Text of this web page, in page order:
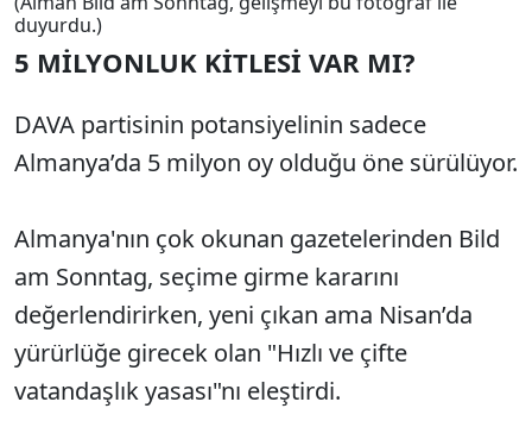
duyurdu.)
5 MİLYONLUK KİTLESİ VAR MI?
DAVA partisinin potansiyelinin sadece
Almanya’da 5 milyon oy olduğu öne sürülüyor.
Almanya'nın çok okunan gazetelerinden Bild
am Sonntag, seçime girme kararını
değerlendirirken, yeni çıkan ama Nisan’da
yürürlüğe girecek olan "Hızlı ve çifte
vatandaşlık yasası"nı eleştirdi.